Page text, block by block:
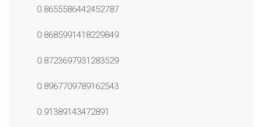
0.8655586442452787
0.8685991418229849
0.8723697931283529
0.8967709789162543
0.91389143472891